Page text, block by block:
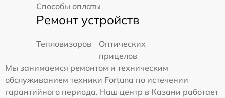
Способы оплаты
Ремонт устройств
Тепловизоров
Оптических
прицелов
Мы занимаемся ремонтом и техническим
обслуживанием техники Fortuna по истечении
гарантийного периода. Наш центр в Казани работает